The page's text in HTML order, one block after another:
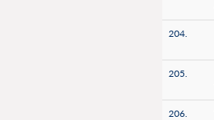
204.
205.
206.